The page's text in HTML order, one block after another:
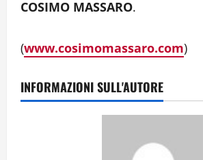
COSIMO MASSARO.
(www.cosimomassaro.com)
INFORMAZIONI SULL'AUTORE